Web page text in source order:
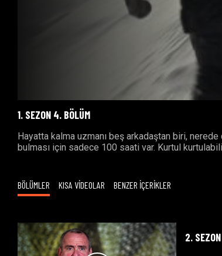
1. SEZON 4. BÖLÜM
Hayatta kalma uzmanı beş arkadaştan biri,
bulması için sadece 100 saati var. Kurtul
BÖLÜMLER KISA VİDEOLAR BENZER İÇERİKLER
2.